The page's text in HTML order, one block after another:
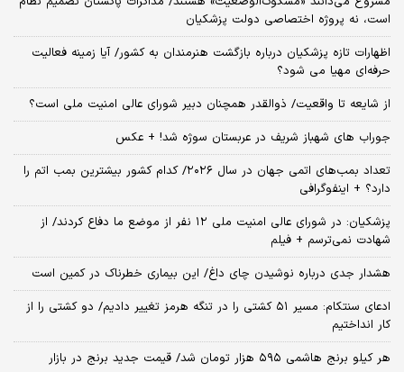
است، نه پروژه اختصاصی دولت پزشکیان
اظهارات تازه پزشکیان درباره بازگشت هنرمندان به کشور/ آیا زمینه فعالیت
حرفه‌ای مهیا می شود؟
از شایعه تا واقعیت/ ذوالقدر همچنان دبیر شورای ‌عالی امنیت ملی است؟
جوراب های شهباز شریف در عربستان سوژه شد! + عکس
تعداد بمب‌های اتمی جهان در سال ۲۰۲۶/ کدام کشور بیشترین بمب اتم را
دارد؟ + اینفوگرافی
پزشکیان: در شورای عالی امنیت ملی ۱۲ نفر از موضع ما دفاع کردند/ از
شهادت نمی‌ترسم + فیلم
هشدار جدی درباره نوشیدن چای داغ/ این بیماری خطرناک در کمین است
ادعای سنتکام: مسیر ۵۱ کشتی را در تنگه هرمز تغییر دادیم/ دو کشتی را از
کار انداختیم
هر کیلو برنج هاشمی ۵۹۵ هزار تومان شد/ قیمت جدید برنج در بازار